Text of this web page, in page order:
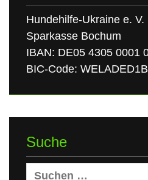
Hundehilfe-Ukraine e. V.
Sparkasse Bochum
IBAN: DE05 4305 0001
BIC-Code:
Suche
Suchen